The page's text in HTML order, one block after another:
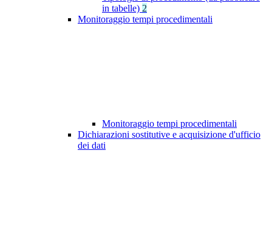
in tabelle) 2
Monitoraggio tempi procedimentali
Monitoraggio tempi procedimentali
Dichiarazioni sostitutive e acquisizione d'ufficio
dei dati